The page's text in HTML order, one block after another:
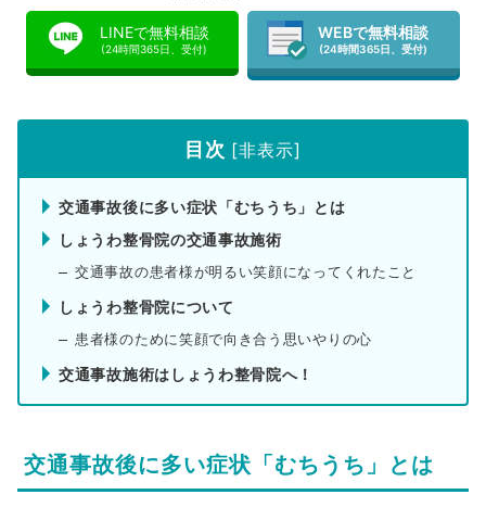
LINEで無料相談
(24時間365日、受付)
WEBで無料相談
(24時間365日、受付)
目次 [非表示]
交通事故後に多い症状「むちうち」とは
しょうわ整骨院の交通事故施術
交通事故の患者様が明るい笑顔になってくれたこと
しょうわ整骨院について
患者様のために笑顔で向き合う思いやりの心
交通事故施術はしょうわ整骨院へ！
交通事故後に多い症状「むちうち」とは